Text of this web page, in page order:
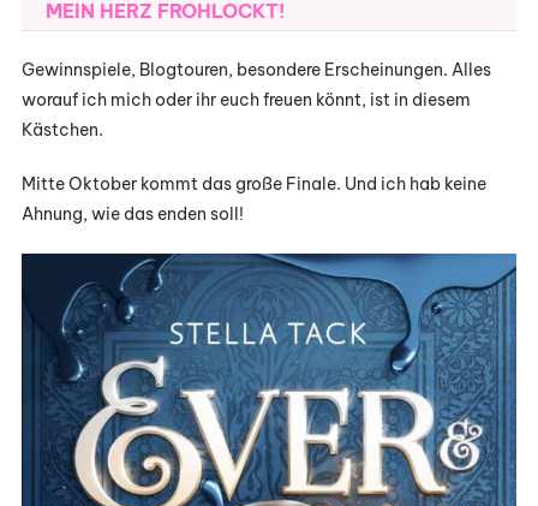
MEIN HERZ FROHLOCKT!
Gewinnspiele, Blogtouren, besondere Erscheinungen. Alles
worauf ich mich oder ihr euch freuen könnt, ist in diesem
Kästchen.
Mitte Oktober kommt das große Finale. Und ich hab keine
Ahnung, wie das enden soll!